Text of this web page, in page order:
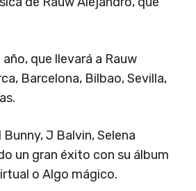
que llevará a Rauw
Barcelona, Bilbao, Sevilla,
J Balvin, Selena
un gran éxito con su álbum
o Algo mágico.